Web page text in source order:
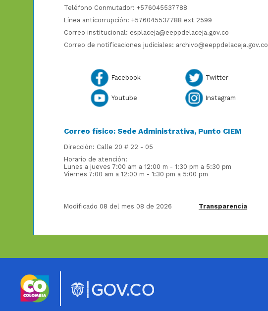
Teléfono Conmutador: +576045537788
Línea anticorrupción: +576045537788 ext 2599
Correo institucional: esplaceja@eeppdelaceja.gov.co
Correo de notificaciones judiciales: archivo@eeppdelaceja.gov.co
Facebook Twitter
Youtube Instagram
Correo físico: Sede Administrativa, Punto CIEM
Dirección: Calle 20 # 22 - 05
Horario de atención:
Lunes a jueves 7:00 am a 12:00 m - 1:30 pm a 5:30 pm
Viernes 7:00 am a 12:00 m - 1:30 pm a 5:00 pm
Modificado 08 del mes 08 de 2026 Transparencia